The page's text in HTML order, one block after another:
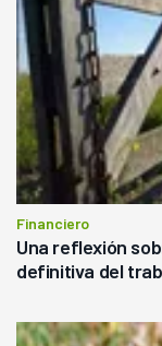
Financiero
Una reflexión
definitiva del